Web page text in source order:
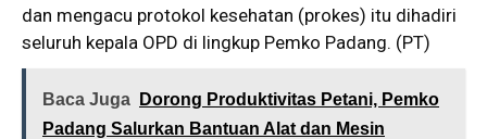
dan mengacu protokol kesehatan (prokes) itu dihadiri
seluruh kepala OPD di lingkup Pemko Padang. (PT)
Baca Juga
Dorong Produktivitas Petani, Pemko
Padang Salurkan Bantuan Alat dan Mesin